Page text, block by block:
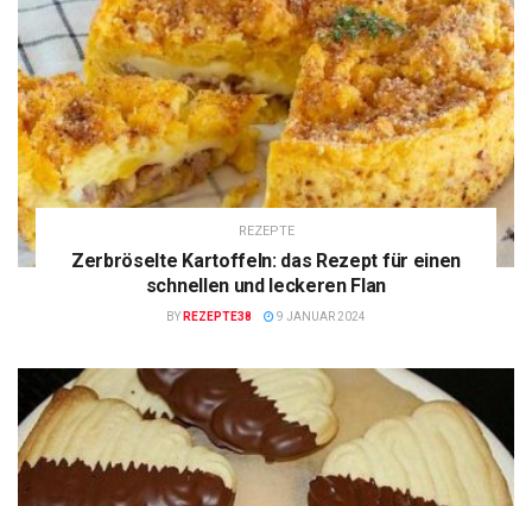
REZEPTE
Zerbröselte Kartoffeln: das Rezept für einen
schnellen und leckeren Flan
BY REZEPTE38 9 JANUAR 2024